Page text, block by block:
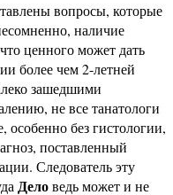
вопросы, которые
наличие
ценного может дать
более чем 2-летней
зашедшими
не все танатологи
без гистологии,
поставленный
Следователь эту
Деловедь может и не